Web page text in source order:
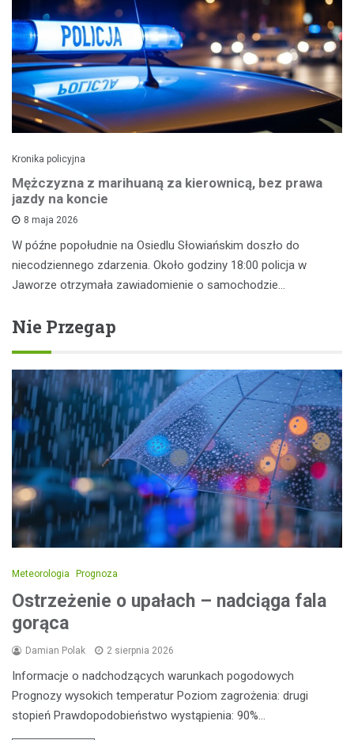
Kronika policyjna
Mężczyzna z marihuaną za kierownicą, bez prawa
jazdy na koncie
8 maja 2026
W późne popołudnie na Osiedlu Słowiańskim doszło do
niecodziennego zdarzenia. Około godziny 18:00 policja w
Jaworze otrzymała zawiadomienie o samochodzie…
Nie Przegap
Meteorologia Prognoza
Ostrzeżenie o upałach – nadciąga fala
gorąca
Damian Polak 2 sierpnia 2026
Informacje o nadchodzących warunkach pogodowych
Prognozy wysokich temperatur Poziom zagrożenia: drugi
stopień Prawdopodobieństwo wystąpienia: 90%…